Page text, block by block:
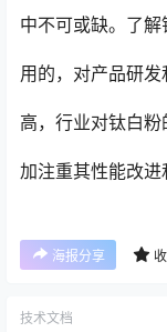
中不可或缺。了
用的，对产品研
高，行业对钛白
加注重其性能改进
海报分享
技术文档